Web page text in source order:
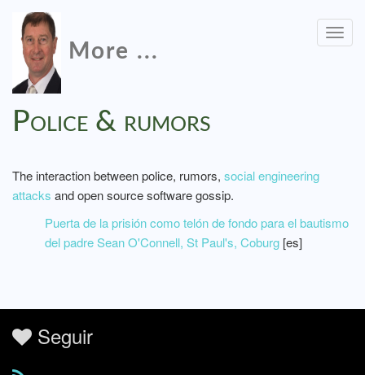
More ...
Police & rumors
The interaction between police, rumors, social engineering
attacks and open source software gossip.
Puerta de la prisión como telón de fondo para el bautismo
del padre Sean O'Connell, St Paul's, Coburg [es]
Seguir